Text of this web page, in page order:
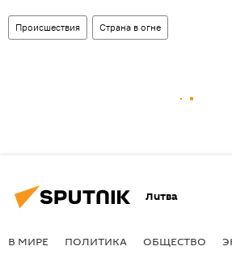
Происшествия Страна в огне
Литва
В МИРЕ ПОЛИТИКА ОБЩЕСТВО